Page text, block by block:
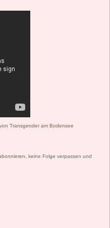
Transgender am Bodensee
, keine Folge verpassen und